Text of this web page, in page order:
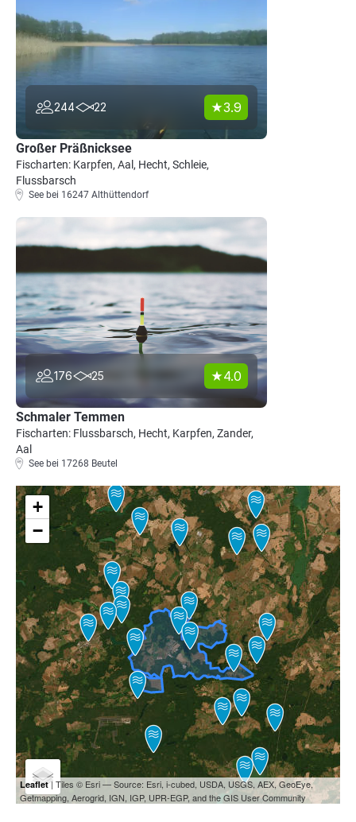
244 22 3.9
Großer Präßnicksee
Fischarten: Karpfen, Aal, Hecht, Schleie,
Flussbarsch
See bei 16247 Althüttendorf
176 25 4.0
Schmaler Temmen
Fischarten: Flussbarsch, Hecht, Karpfen, Zander,
Aal
See bei 17268 Beutel
+
−
Leaflet| Tiles © Esri — Source: Esri, i-cubed, USDA, USGS, AEX, GeoEye,
Getmapping, Aerogrid, IGN, IGP, UPR-EGP, and the GIS User Community